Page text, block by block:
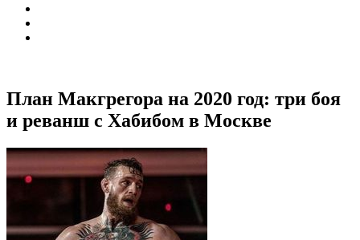
План Макгрегора на 2020 год: три боя
и реванш с Хабибом в Москве